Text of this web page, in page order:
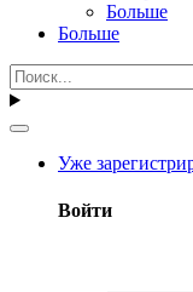
Больше
Больше
Уже
Войти